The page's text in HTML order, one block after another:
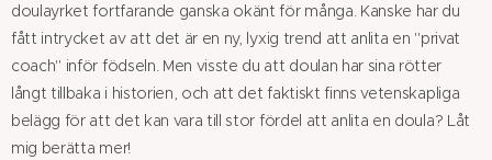
doulayrket fortfarande ganska okänt för många. Kanske har du
fått intrycket av att det är en ny, lyxig trend att anlita en "privat
coach" inför födseln. Men visste du att doulan har sina rötter
långt tillbaka i historien, och att det faktiskt finns vetenskapliga
belägg för att det kan vara till stor fördel att anlita en doula? Låt
mig berätta mer!